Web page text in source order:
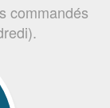
commandés